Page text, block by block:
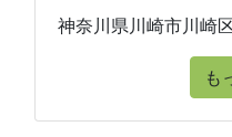
神奈川県川崎市川崎
も